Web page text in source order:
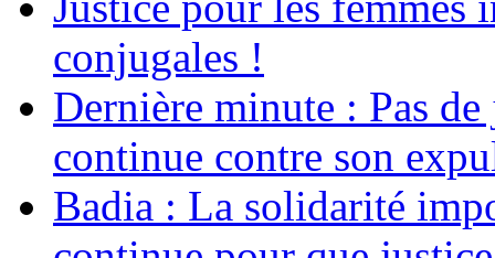
conjugales !
Dernière minute : Pas
continue contre son
Badia : La solidarité